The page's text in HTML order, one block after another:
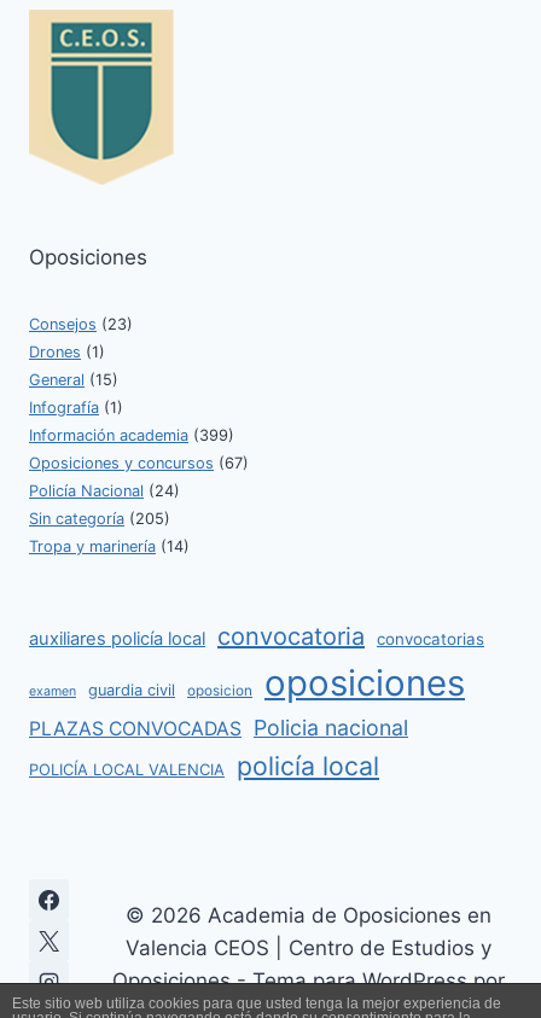
Oposiciones
Consejos (23)
Drones (1)
General (15)
Infografía (1)
Información academia (399)
Oposiciones y concursos (67)
Policía Nacional (24)
Sin categoría (205)
Tropa y marinería (14)
auxiliares policía local convocatoria convocatorias
examen guardia civil oposicion oposiciones
PLAZAS CONVOCADAS Policia nacional
POLICÍA LOCAL VALENCIA policía local
© 2026 Academia de Oposiciones en
Valencia CEOS | Centro de Estudios y
Oposiciones - Tema para WordPress por
Kadence WP
Este sitio web utiliza cookies para que usted tenga la mejor experiencia de